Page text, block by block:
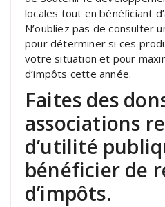
locales tout en bénéficiant
N’oubliez pas de consulter
pour déterminer si ces
votre situation et pour
d’impôts cette année.
Faites des
associations
d’utilité
bénéficier de
d’impôts.